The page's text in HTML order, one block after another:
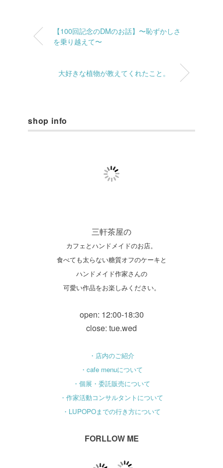
【100回記念のDMのお話】〜恥ずかしさ
を乗り越えて〜
大好きな植物が教えてくれたこと。
shop info
三軒茶屋の
カフェとハンドメイドのお店。
食べても太らない糖質オフのケーキと
ハンドメイド作家さんの
可愛い作品をお楽しみください。
open: 12:00-18:30
close: tue.wed
・店内のご紹介
・cafe menuについて
・個展・委託販売について
・作家活動コンサルタントについて
・LUPOPOまでの行き方について
FORLLOW ME